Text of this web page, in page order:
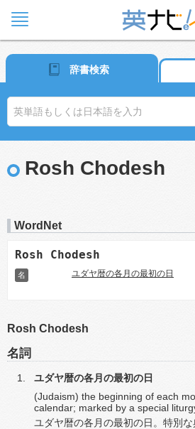
辞書検索
Rosh Chodesh
WordNet
Rosh Chodesh
名 ユダヤ暦の各月の最初の日
Rosh Chodesh
名詞
ユダヤ暦の各月の最初の日
(Judaism) the beginning of each
calendar; marked by a special
ユダヤ暦の各月の最初の日。特別な